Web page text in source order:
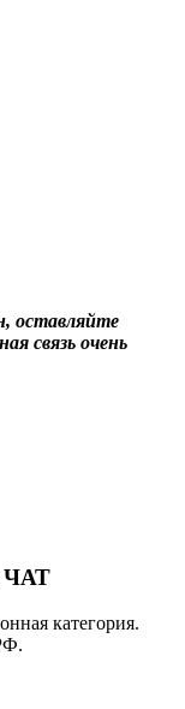
оставляйте
связь очень
ЧАТ
категория.